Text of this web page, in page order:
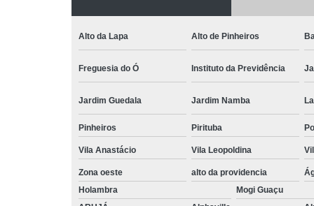
Alto da Lapa Alto de Pinheiros
Freguesia do Ó Instituto da Previdência
Jardim Guedala Jardim Namba
Pinheiros Pirituba
Vila Anastácio Vila Leopoldina
Zona oeste alto da providencia
Holambra
Mogi Guaçu